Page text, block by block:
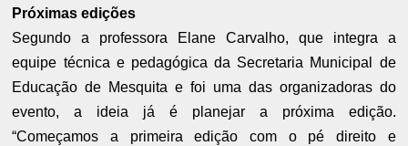
Próximas edições
Segundo a professora Elane Carvalho, que integra a
equipe técnica e pedagógica da Secretaria Municipal de
Educação de Mesquita e foi uma das organizadoras do
evento, a ideia já é planejar a próxima edição.
“Começamos a primeira edição com o pé direito e